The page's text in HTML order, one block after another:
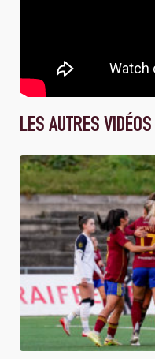
LES AUTRES VIDÉOS